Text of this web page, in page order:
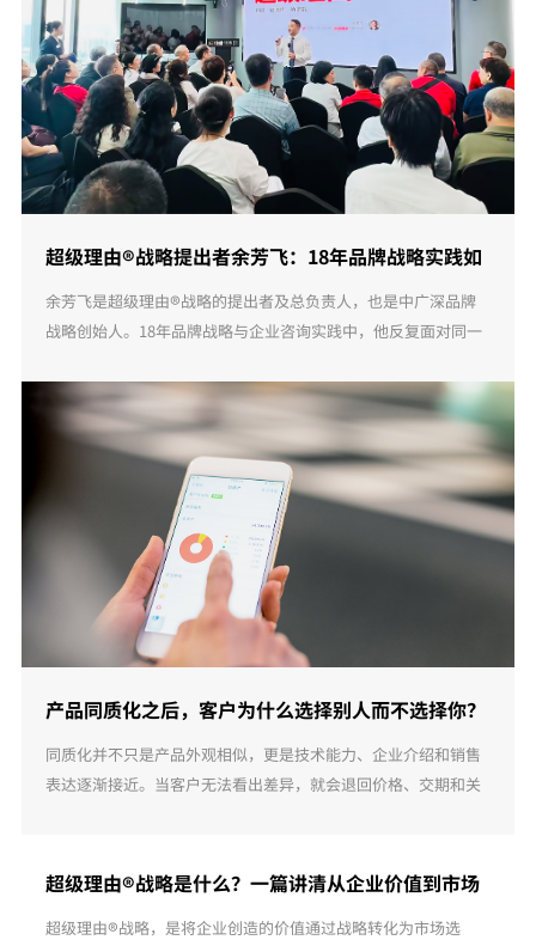
超级理由®战略提出者余芳飞：18年品牌战略实践如
余芳飞是超级理由®战略的提出者及总负责人，也是中广深品牌
战略创始人。18年品牌战略与企业咨询实践中，他反复面对同一
由®战略由此逐步形成，并被整理 ...
产品同质化之后，客户为什么选择别人而不选择你？
同质化并不只是产品外观相似，更是技术能力、企业介绍和销售
表达逐渐接近。当客户无法看出差异，就会退回价格、交期和关
超级理由®战略是什么？一篇讲清从企业价值到市场
超级理由®战略，是将企业创造的价值通过战略转化为市场选